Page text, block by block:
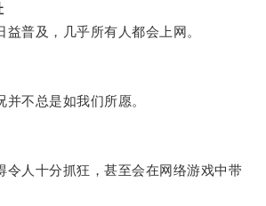
普及，几乎所有人都会上网。
不总是如我们所愿。
人十分抓狂，甚至会在网络游戏中带